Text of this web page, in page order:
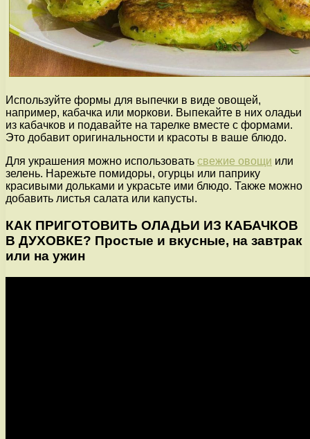
Используйте формы для выпечки в виде овощей,
например, кабачка или моркови. Выпекайте в них оладьи
из кабачков и подавайте на тарелке вместе с формами.
Это добавит оригинальности и красоты в ваше блюдо.
Для украшения можно использовать свежие овощи или
зелень. Нарежьте помидоры, огурцы или паприку
красивыми дольками и украсьте ими блюдо. Также можно
добавить листья салата или капусты.
КАК ПРИГОТОВИТЬ ОЛАДЬИ ИЗ КАБАЧКОВ
В ДУХОВКЕ? Простые и вкусные, на завтрак
или на ужин